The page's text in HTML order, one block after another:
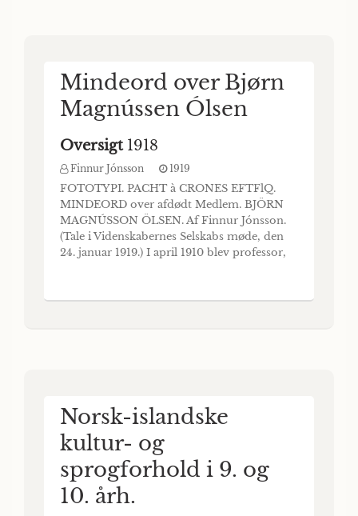
Mindeord over Bjørn
Magnússen Ólsen
Oversigt 1918
Finnur Jónsson 1919
FOTOTYPI. PACHT à CRONES EFTFlQ.
MINDEORD over afdødt Medlem. BJÖRN
MAGNÚSSON ÖLSEN. Af Finnur Jónsson.
(Tale i Videnskabernes Selskabs møde, den
24. januar 1919.) I april 1910 blev professor,
lang videnskabelig bane, ja så godt som hele
Norsk-islandske
kultur- og
sprogforhold i 9. og
10. årh.